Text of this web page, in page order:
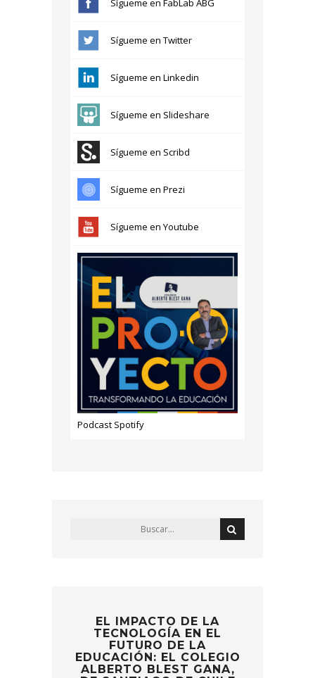
Sígueme en FabLab ABG
Sígueme en Twitter
Sígueme en Linkedin
Sígueme en Slideshare
Sígueme en Scribd
Sígueme en Prezi
Sígueme en Youtube
Podcast Spotify
EL IMPACTO DE LA
TECNOLOGÍA EN EL
FUTURO DE LA
EDUCACIÓN: EL COLEGIO
ALBERTO BLEST GANA,